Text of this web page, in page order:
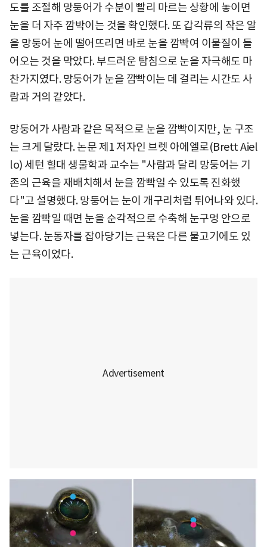
도를 조절해 망둥어가 수분이 빨리 마르는 상황에 놓이면
눈을 더 자주 깜박이는 것을 확인했다. 또 갑각류의 작은 알
을 망둥어 눈에 떨어뜨리면 바로 눈을 깜빡여 이물질이 들
어오는 것을 막았다. 부드러운 탐침으로 눈을 자극해도 마
찬가지였다. 망둥어가 눈을 깜빡이는 데 걸리는 시간도 사
람과 거의 같았다.
망둥어가 사람과 같은 목적으로 눈을 깜빡이지만, 눈 구조
는 크게 달랐다. 논문 제1 저자인 브렛 아에엘로(Brett Aiel
lo) 세턴 힐대 생물학과 교수는 "사람과 달리 망둥어는 기
존의 근육을 재배치해서 눈을 깜빡일 수 있도록 진화했
다"고 설명했다. 망둥어는 눈이 개구리처럼 튀어나와 있다.
눈을 깜빡일 때면 눈을 순각적으로 수축해 눈구멍 안으로
넣는다. 눈동자를 잡아당기는 근육은 다른 물고기에도 있
는 근육이었다.